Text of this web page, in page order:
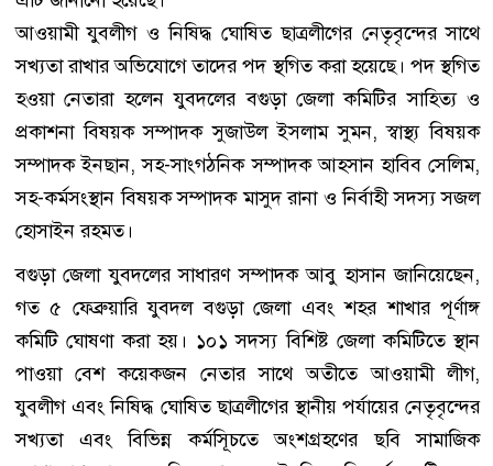
আওয়ামী যুবলীগ ও নিষিদ্ধ ঘোষিত ছাত্রলীগের নেতৃবৃন্দের সাথে
সখ্যতা রাখার অভিযোগে তাদের পদ স্থগিত করা হয়েছে। পদ স্থগিত
হওয়া নেতারা হলেন যুবদলের বগুড়া জেলা কমিটির সাহিত্য ও
প্রকাশনা বিষয়ক সম্পাদক সুজাউল ইসলাম সুমন, স্বাস্থ্য বিষয়ক
সম্পাদক ইনছান, সহ-সাংগঠনিক সম্পাদক আহসান হাবিব সেলিম,
সহ-কর্মসংস্থান বিষয়ক সম্পাদক মাসুদ রানা ও নির্বাহী সদস্য সজল
হোসাইন রহমত।
বগুড়া জেলা যুবদলের সাধারণ সম্পাদক আবু হাসান জানিয়েছেন,
গত ৫ ফেব্রুয়ারি যুবদল বগুড়া জেলা এবং শহর শাখার পূর্ণাঙ্গ
কমিটি ঘোষণা করা হয়। ১০১ সদস্য বিশিষ্ট জেলা কমিটিতে স্থান
পাওয়া বেশ কয়েকজন নেতার সাথে অতীতে আওয়ামী লীগ,
যুবলীগ এবং নিষিদ্ধ ঘোষিত ছাত্রলীগের স্থানীয় পর্যায়ের নেতৃবৃন্দের
সখ্যতা এবং বিভিন্ন কর্মসূিচতে অংশগ্রহণের ছবি সামাজিক